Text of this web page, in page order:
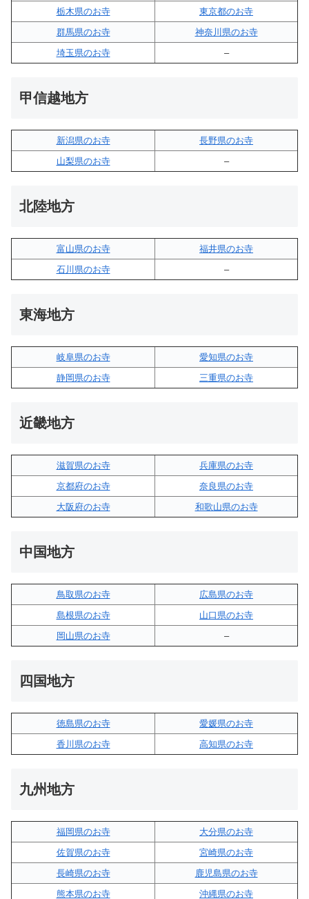
栃木県のお寺
東京都のお寺
群馬県のお寺
神奈川県のお寺
埼玉県のお寺
–
甲信越地方
新潟県のお寺
長野県のお寺
山梨県のお寺
–
北陸地方
富山県のお寺
福井県のお寺
石川県のお寺
–
東海地方
岐阜県のお寺
愛知県のお寺
静岡県のお寺
三重県のお寺
近畿地方
滋賀県のお寺
兵庫県のお寺
京都府のお寺
奈良県のお寺
大阪府のお寺
和歌山県のお寺
中国地方
鳥取県のお寺
広島県のお寺
島根県のお寺
山口県のお寺
岡山県のお寺
–
四国地方
徳島県のお寺
愛媛県のお寺
香川県のお寺
高知県のお寺
九州地方
福岡県のお寺
大分県のお寺
佐賀県のお寺
宮崎県のお寺
長崎県のお寺
鹿児島県のお寺
熊本県のお寺
沖縄県のお寺